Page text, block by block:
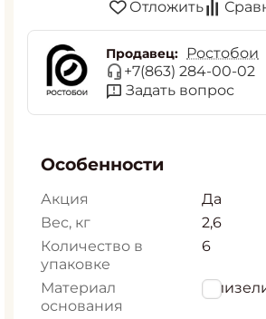
Отложить
Продавец:
Ростобои
+7(863) 284-00-02
Задать вопрос
Особенности
Акция
Да
Вес, кг
2,6
Количество в
упаковке
6
Материал
основания